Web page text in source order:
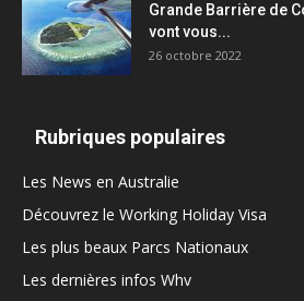
Grande Barrière de
vont vous...
26 octobre 2022
Rubriques populaires
Les News en Australie
Découvrez le Working Holiday Visa
Les plus beaux Parcs Nationaux
Les dernières infos Whv